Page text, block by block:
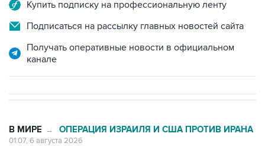
Купить подписку на профессиональную ленту
Подписаться на рассылку главных новостей сайта
Получать оперативные новости в официальном
канале
В МИРЕ → ОПЕРАЦИЯ ИЗРАИЛЯ И США ПРОТИВ ИРАНА
01:07, 6 августа 2026